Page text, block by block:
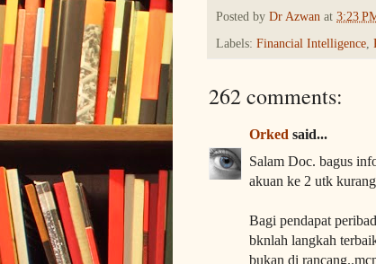
Posted by Dr Azwan at 3:23
Labels: Financial Intelligence
262 comments:
Orked said...
Salam Doc. bagus
akuan ke 2 utk
Bagi pendapat
bknlah langkah
bukan di